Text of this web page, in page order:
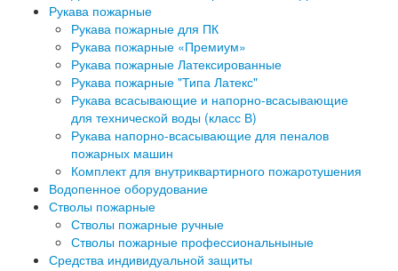
Рукава пожарные
Рукава пожарные для ПК
Рукава пожарные «Премиум»
Рукава пожарные Латексированные
Рукава пожарные "Типа Латекс"
Рукава всасывающие и напорно-всасывающие
для технической воды (класс В)
Рукава напорно-всасывающие для пеналов
пожарных машин
Комплект для внутриквартирного пожаротушения
Водопенное оборудование
Стволы пожарные
Стволы пожарные ручные
Стволы пожарные профессиональныные
Средства индивидуальной защиты